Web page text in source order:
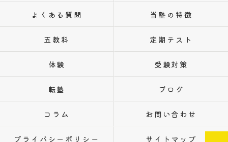
よくある質問 当塾の特徴
五教科 定期テスト
体験 受験対策
転塾 ブログ
コラム お問い合わせ
プライバシーポリシー サイトマップ